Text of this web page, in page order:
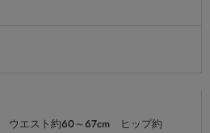
ウエスト約60～67cm ヒップ約